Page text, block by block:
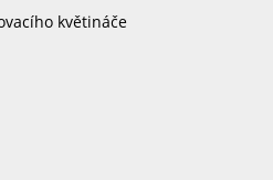
květináče